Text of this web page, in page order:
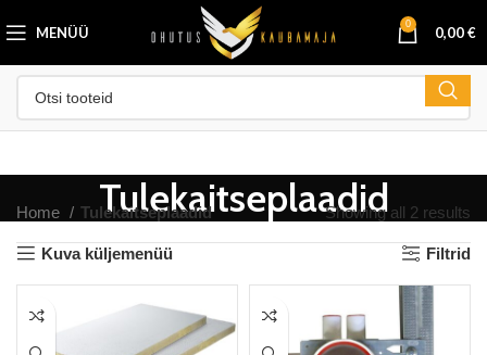
MENÜÜ 0 0,00€
Tulekaitseplaadid
Home Tulekaitseplaadid Showing all 2 results
Kuva küljemenüü Filtrid